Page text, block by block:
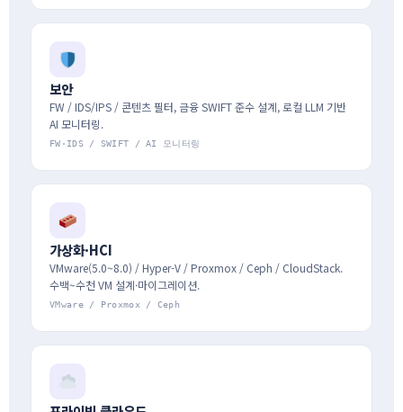
보안
FW / IDS/IPS / 콘텐츠 필터, 금융 SWIFT 준수 설계, 로컬 LLM 기반
AI 모니터링.
FW·IDS / SWIFT / AI 모니터링
가상화·HCI
VMware(5.0~8.0) / Hyper-V / Proxmox / Ceph / CloudStack.
수백~수천 VM 설계·마이그레이션.
VMware / Proxmox / Ceph